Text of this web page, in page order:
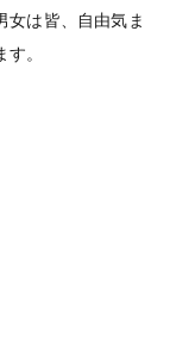
女は皆、自由気ま
。